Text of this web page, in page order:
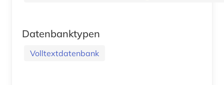
Datenbanktypen
Volltextdatenbank